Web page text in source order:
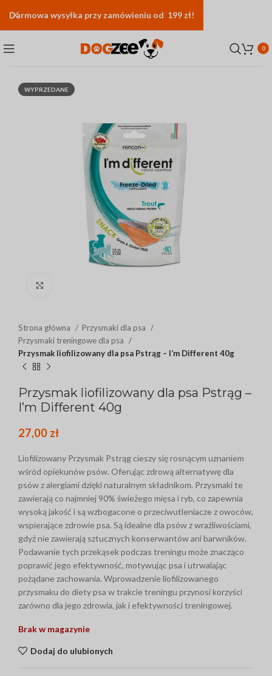
0
WYPRZEDANE
Strona główna
Przysmaki dla psa
Przysmaki treningowe dla psa
Przysmak liofilizowany dla psa Pstrąg – I’m Different 40g
Przysmak liofilizowany dla psa Pstrąg –
I’m Different 40g
27,00 zł
Liofilizowany Przysmak Pstrąg cieszy się rosnącym uznaniem
wśród opiekunów psów. Oferując zdrową alternatywę dla
psów z alergiami dzięki naturalnym składnikom. Przysmaki te
zawierają co najmniej 90% świeżego mięsa i ryb, co zapewnia
wysoką jakość i są wzbogacone o przeciwutleniacze z owoców,
wspierające zdrowie psa. Są idealne dla psów z wrażliwościami,
gdyż nie zawierają sztucznych konserwantów ani barwników.
Podawanie tych przekąsek podczas treningu może znacząco
poprawić jego efektywność, motywując psa i utrwalając
pożądane zachowania. Wprowadzenie liofilizowanego
przysmaku do diety psa w trakcie treningu przynosi korzyści
zarówno dla jego zdrowia, jak i efektywności treningowej.
Brak w magazynie
Dodaj do ulubionych
Darmowa wysyłka przy zamówieniu od 199 zł!